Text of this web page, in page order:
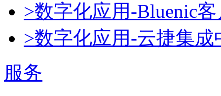
>数字化应用-Bluenic
>数字化应用-云捷集成
服务